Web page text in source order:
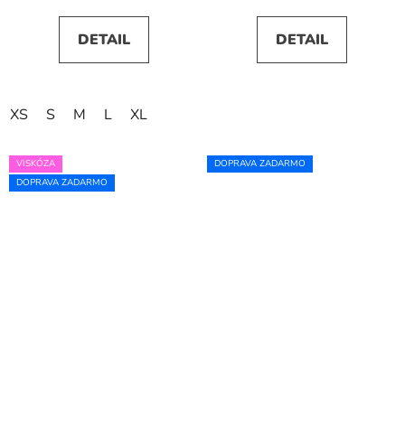
DETAIL
XS S M L XL
DETAIL
VISKÓZA
DOPRAVA ZADARMO
DOPRAVA ZADARMO